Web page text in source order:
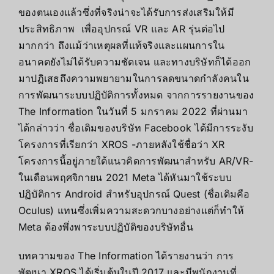
ของตนเองแล้วซึ่งที่จริงน่าจะได้รับการส่งเสริมให้มี
ประสิทธิภาพ เพื่ออุปกรณ์ VR และ AR รุ่นต่อไป
มากกว่า ถึงแม้ว่าเหตุผลที่แท้จริงและแผนการใน
อนาคตยังไม่ได้รับความชัดเจน และทางบริษัทก็ได้ออก
มาปฏิเสธถึงความพยายามในการลดขนาดกำลังคนใน
การพัฒนาระบบปฏิบัติการทั้งหมด จากการรายงานของ
The Information ในวันที่ 5 มกราคม 2022 ที่ผ่านมา
ได้กล่าวว่า ชื่อเดิมของบริษัท Facebook ได้มีการระงับ
โครงการที่เรียกว่า XROS -ภายหลังใช้ชื่อว่า XR
โครงการนี้อยู่ภายใต้แนวคิดการพัฒนาสำหรับ AR/VR-
ในเดือนพฤศจิกายน 2021 Meta ได้หันมาใช้ระบบ
ปฏิบัติการ Android สำหรับอุปกรณ์ Quest (ชื่อเดิมคือ
Oculus) แทนซึ่งเพิ่มความสะดวกบางอย่างแต่ก็ทำให้
Meta ต้องพึ่งพาระบบปฏิบัติของบริษัทอื่น
บทความของ The Information ได้รายงานว่า การ